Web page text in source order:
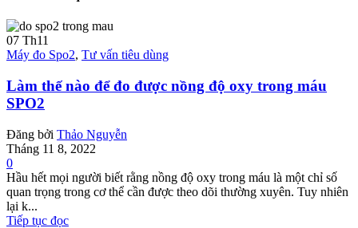
07 Th11
Máy đo Spo2, Tư vấn tiêu dùng
Làm thế nào để đo được nồng độ oxy trong máu
SPO2
Đăng bởi Thảo Nguyễn
Tháng 11 8, 2022
0
Hầu hết mọi người biết rằng nồng độ oxy trong máu là một chỉ số
quan trọng trong cơ thể cần được theo dõi thường xuyên. Tuy nhiên
lại k...
Tiếp tục đọc